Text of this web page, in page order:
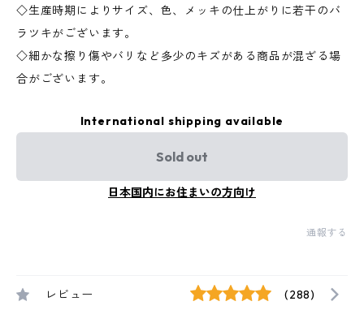
◇生産時期によりサイズ、色、メッキの仕上がりに若干のバ
ラツキがございます。
◇細かな擦り傷やバリなど多少のキズがある商品が混ざる場
合がございます。
International shipping available
Sold out
日本国内にお住まいの方向け
通報する
レビュー (288)